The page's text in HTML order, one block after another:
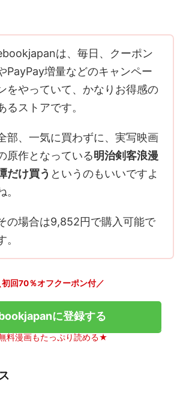
は、毎日、クーポン
PayPay増量などのキャンペー
をやっていて、かなりお得感の
るストアです。
部、一気に買わずに、実写映画
原作となっている明治剣客浪漫
だけ買う というのもいいですよ
。
の場合は9,852円で購入可能で
。
初回70％オフクーポン付／
に登録する
料漫画もたっぷり読める★